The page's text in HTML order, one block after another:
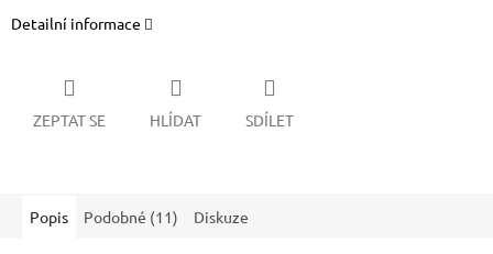
Detailní informace
ZEPTAT SE HLÍDAT SDÍLET
Popis Podobné (11) Diskuze